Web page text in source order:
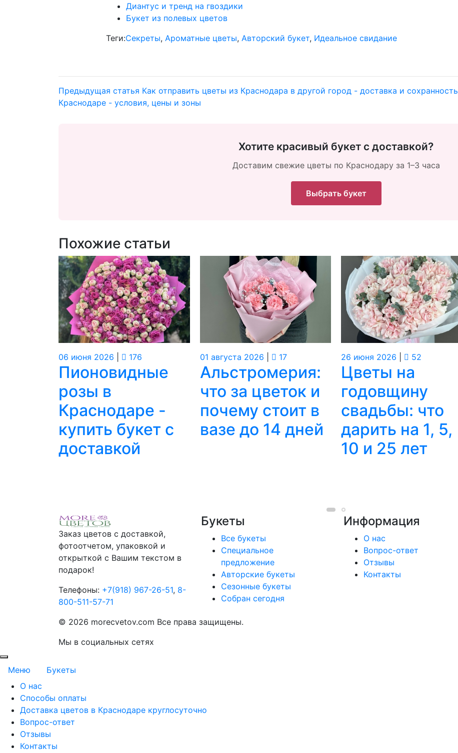
Диантус и тренд на гвоздики
Букет из полевых цветов
Теги:Секреты, Ароматные цветы, Авторский букет, Идеальное свидание
Предыдущая статья Как отправить цветы из Краснодара в другой город - доставка и сохранность
Краснодаре - условия, цены и зоны
Хотите красивый букет с доставкой?
Доставим свежие цветы по Краснодару за 1–3 часа
Выбрать букет
Похожие статьи
06 июня 2026 176
Пионовидные
розы в
Краснодаре -
купить букет с
доставкой
01 августа 2026 17
Альстромерия:
что за цветок и
почему стоит в
вазе до 14 дней
26 июня 2026 52
Цветы на
годовщину
свадьбы: что
дарить на 1, 5,
10 и 25 лет
Заказ цветов с доставкой,
фотоотчетом, упаковкой и
открыткой с Вашим текстом в
подарок!
Телефоны: +7(918) 967-26-51, 8-
800-511-57-71
Букеты
Все букеты
Cпециальное
предложение
Авторские букеты
Сезонные букеты
Собран сегодня
Информация
О нас
Вопрос-ответ
Отзывы
Контакты
© 2026 morecvetov.com Все права защищены.
Мы в социальных сетях
Меню
Букеты
О нас
Способы оплаты
Доставка цветов в Краснодаре круглосуточно
Вопрос-ответ
Отзывы
Контакты